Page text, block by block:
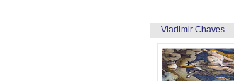
Vladimir Chaves